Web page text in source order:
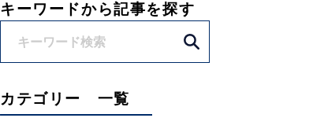
キーワードから記事を探す
カテゴリー 一覧